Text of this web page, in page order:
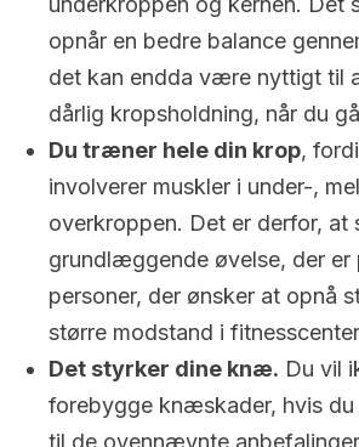
opnår en bedre balance
det kan endda være nyttigt til
dårlig kropsholdning, når du
Du træner hele din krop,
involverer muskler i under-,
overkroppen. Det er derfor, at
grundlæggende øvelse, der er
personer, der ønsker at opnå
større modstand i
Det styrker dine knæ. Du vil
forebygge knæskader, hvis du
til de ovennævnte